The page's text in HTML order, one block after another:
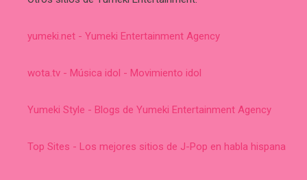
yumeki.net - Yumeki Entertainment Agency
wota.tv - Música idol - Movimiento idol
Yumeki Style - Blogs de Yumeki Entertainment Agency
Top Sites - Los mejores sitios de J-Pop en habla hispana